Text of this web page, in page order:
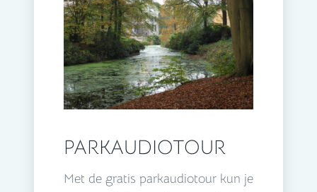
PARKAUDIOTOUR
Met de gratis parkaudiotour kun je